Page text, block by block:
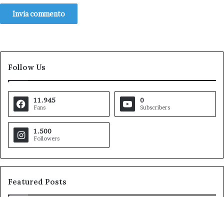
Follow Us
11.945
Fans
0
Subscribers
1.500
Followers
Featured Posts